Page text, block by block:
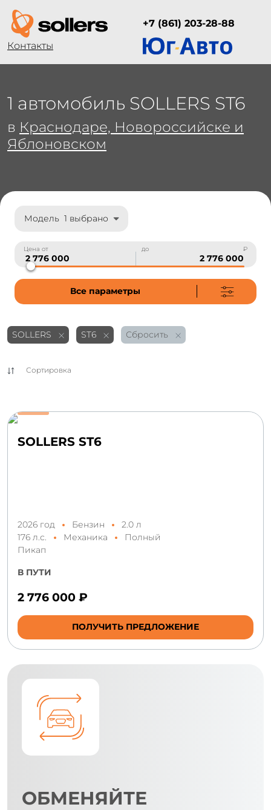
+7 (861) 203-28-88
Контакты
1 автомобиль SOLLERS ST6
в Краснодаре, Новороссийске и
Яблоновском
Модель 1 выбрано
Цена от до ₽
Все параметры
SOLLERS ST6 Сбросить
Сортировка
SOLLERS ST6
2026 год Бензин
2.0 л
176 л.с.
Механика
Полный
Пикап
В ПУТИ
2 776 000 ₽
ПОЛУЧИТЬ ПРЕДЛОЖЕНИЕ
ОБМЕНЯЙТЕ